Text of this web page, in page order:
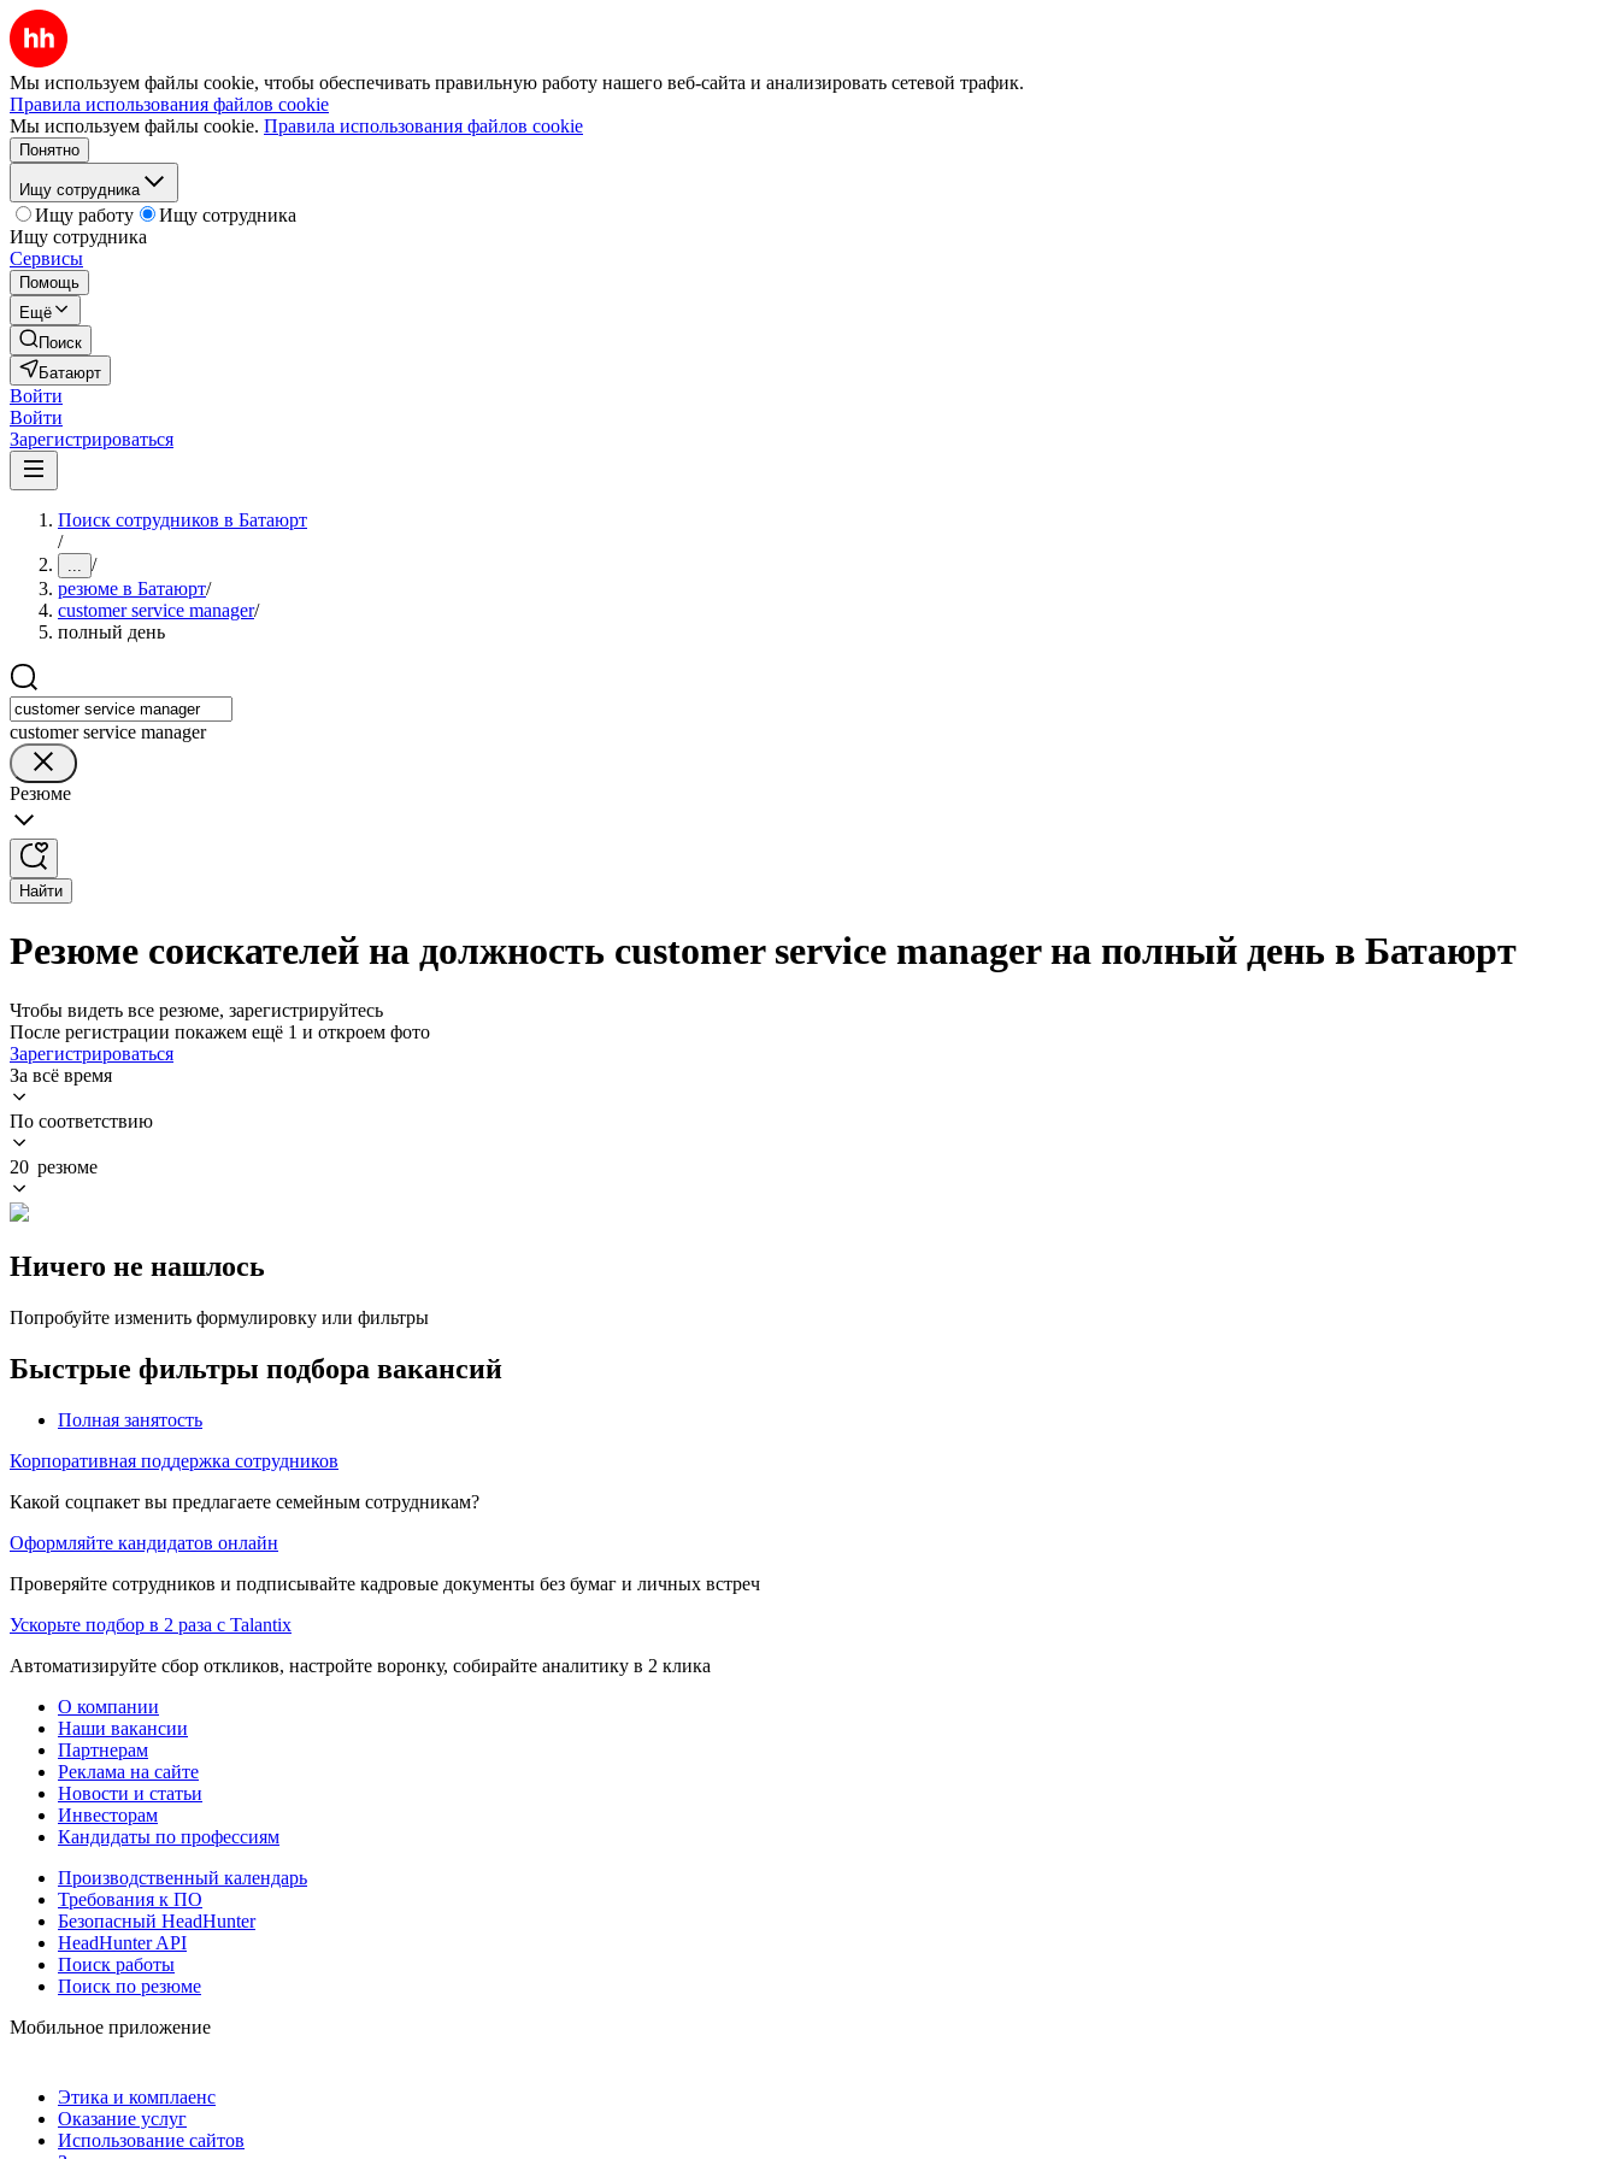
Мы используем файлы cookie, чтобы обеспечивать правильную работу нашего веб-сайта и анализировать сетевой трафик.
Правила использования файлов cookie
Мы используем файлы cookie. Правила использования файлов cookie
Понятно
Ищу сотрудника
Ищу работу
Ищу сотрудника
Ищу сотрудника
Сервисы
Помощь
Ещё
Поиск
Батаюрт
Войти
Войти
Зарегистрироваться
Поиск сотрудников в Батаюрт
/
... /
резюме в Батаюрт/
customer service manager/
полный день
customer service manager
Резюме
Найти
Резюме соискателей на должность customer service manager на полный день в Батаюрт
Чтобы видеть все резюме, зарегистрируйтесь
После регистрации покажем ещё 1 и откроем фото
Зарегистрироваться
За всё время
По соответствию
20 резюме
Ничего не нашлось
Попробуйте изменить формулировку или фильтры
Быстрые фильтры подбора вакансий
Полная занятость
Корпоративная поддержка сотрудников
Какой соцпакет вы предлагаете семейным сотрудникам?
Оформляйте кандидатов онлайн
Проверяйте сотрудников и подписывайте кадровые документы без бумаг и личных встреч
Ускорьте подбор в 2 раза с Talantix
Автоматизируйте сбор откликов, настройте воронку, собирайте аналитику в 2 клика
О компании
Наши вакансии
Партнерам
Реклама на сайте
Новости и статьи
Инвесторам
Кандидаты по профессиям
Производственный календарь
Требования к ПО
Безопасный HeadHunter
HeadHunter API
Поиск работы
Поиск по резюме
Мобильное приложение
Этика и комплаенс
Оказание услуг
Использование сайтов